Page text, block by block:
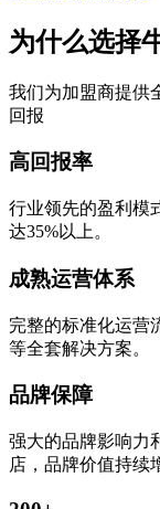
为什么选择
我们为加盟商提供
回报
高回报率
行业领先的盈利模
达35%以上。
成熟运营体系
完整的标准化运营
等全套解决方案。
品牌保障
强大的品牌影响力
店，品牌价值持续